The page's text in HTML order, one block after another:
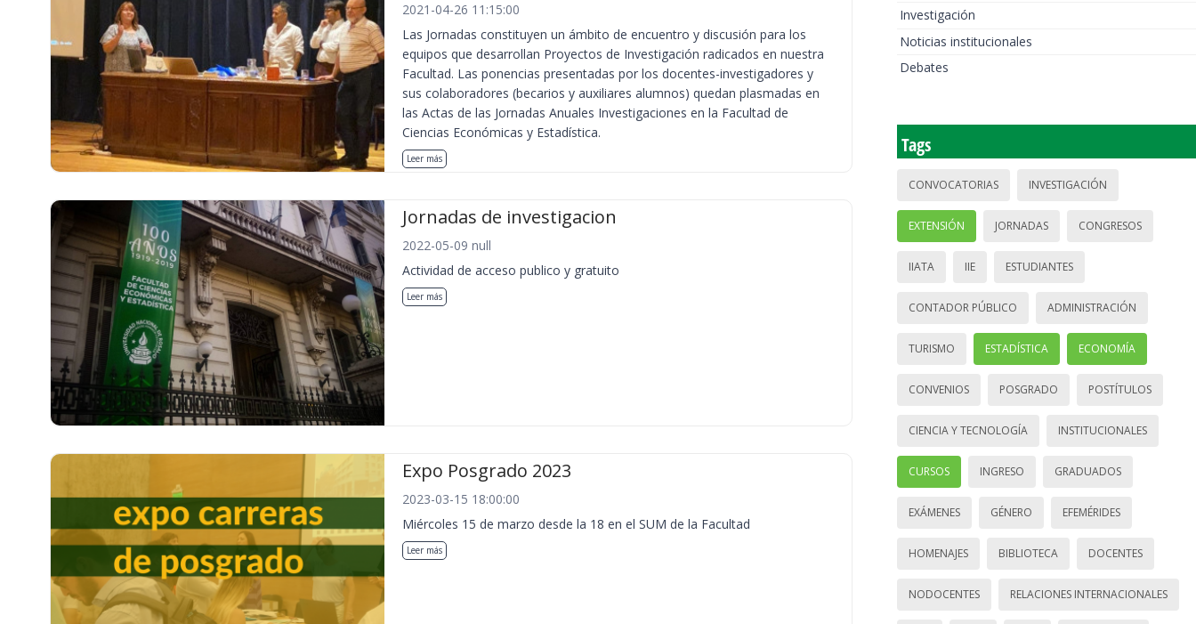
2021-04-26 11:15:00
Las Jornadas constituyen un ámbito de encuentro y discusión para los
equipos que desarrollan Proyectos de Investigación radicados en nuestra
Facultad. Las ponencias presentadas por los docentes-investigadores y
sus colaboradores (becarios y auxiliares alumnos) quedan plasmadas en
las Actas de las Jornadas Anuales Investigaciones en la Facultad de
Ciencias Económicas y Estadística.
Leer más
Jornadas de investigacion
2022-05-09 null
Actividad de acceso publico y gratuito
Leer más
Expo Posgrado 2023
2023-03-15 18:00:00
Miércoles 15 de marzo desde la 18 en el SUM de la Facultad
Leer más
Investigación
Noticias institucionales
Debates
Tags
CONVOCATORIAS INVESTIGACIÓN
EXTENSIÓN JORNADAS CONGRESOS
IIATA IIE ESTUDIANTES
CONTADOR PÚBLICO ADMINISTRACIÓN
TURISMO ESTADÍSTICA ECONOMÍA
CONVENIOS POSGRADO POSTÍTULOS
CIENCIA Y TECNOLOGÍA INSTITUCIONALES
CURSOS INGRESO GRADUADOS
EXÁMENES GÉNERO EFEMÉRIDES
HOMENAJES BIBLIOTECA DOCENTES
NODOCENTES RELACIONES INTERNACIONALES